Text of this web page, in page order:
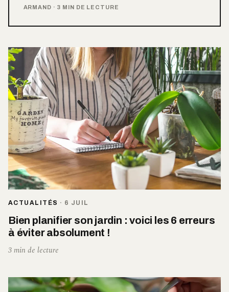
ARMAND · 3 MIN DE LECTURE
ACTUALITÉS · 6 JUIL
Bien planifier son jardin : voici les 6 erreurs
à éviter absolument !
3 min de lecture